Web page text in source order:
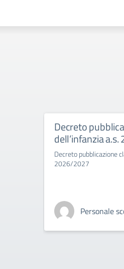
Decreto
dell’infanzia
Decreto pubblicazione
2026/2027
Personale